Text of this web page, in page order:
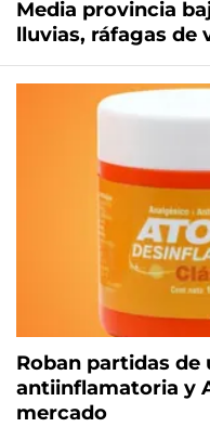
Media provincia
lluvias, ráfagas de
Roban partidas
antiinflamatoria y
mercado